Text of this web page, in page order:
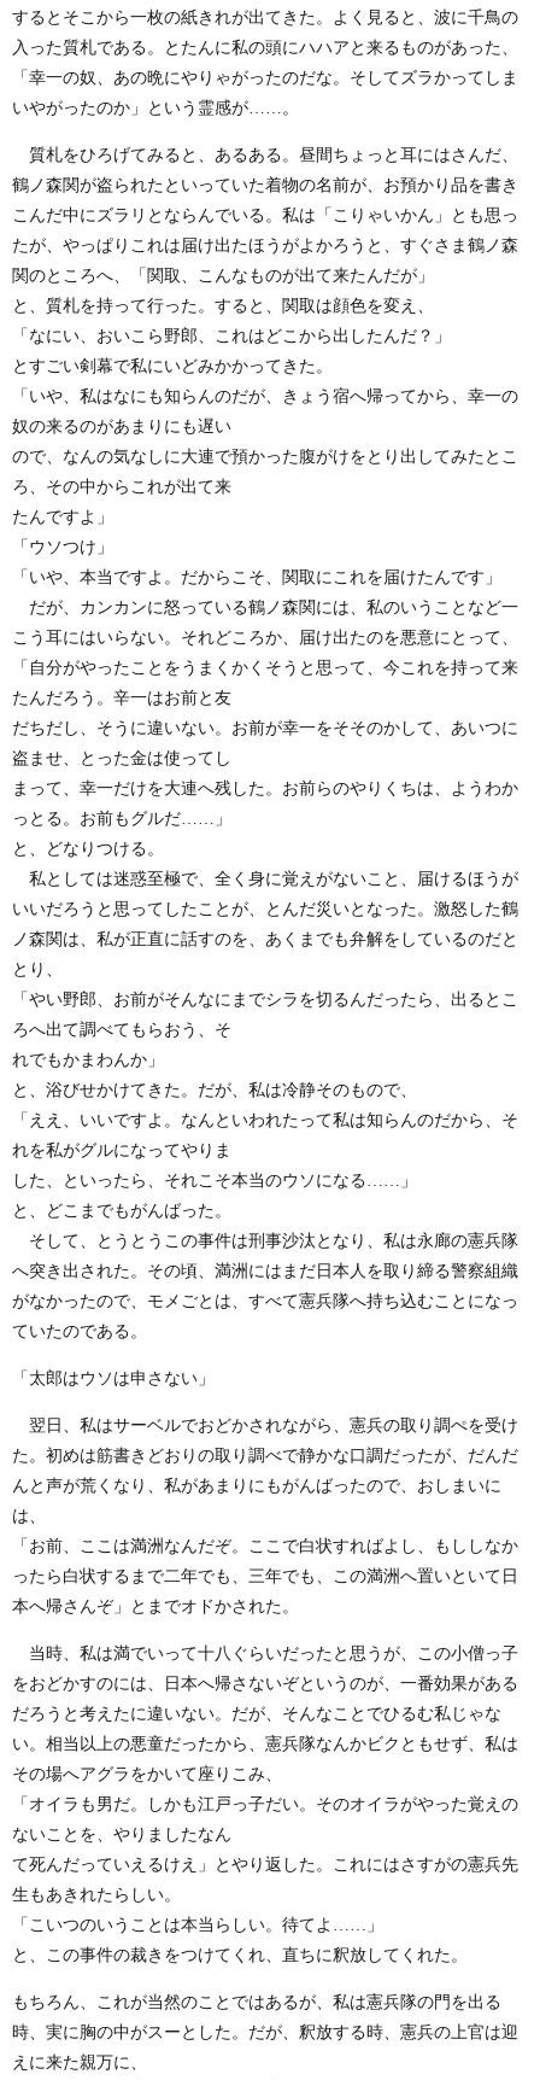
するとそこから一枚の紙きれが出てきた。よく見ると、波に千鳥の
入った質札である。とたんに私の頭にハハアと来るものがあった、
「幸一の奴、あの晩にやりゃがったのだな。そしてズラかってしま
いやがったのか」という霊感が……。
質札をひろげてみると、あるある。昼間ちょっと耳にはさんだ、
鶴ノ森関が盗られたといっていた着物の名前が、お預かり品を書き
こんだ中にズラリとならんでいる。私は「こりゃいかん」とも思っ
たが、やっぱりこれは届け出たほうがよかろうと、すぐさま鶴ノ森
関のところへ、「関取、こんなものが出て来たんだが」
と、質札を持って行った。すると、関取は顔色を変え、
「なにい、おいこら野郎、これはどこから出したんだ？」
とすごい剣幕で私にいどみかかってきた。
「いや、私はなにも知らんのだが、きょう宿へ帰ってから、幸一の
奴の来るのがあまりにも遅い
ので、なんの気なしに大連で預かった腹がけをとり出してみたとこ
ろ、その中からこれが出て来
たんですよ」
「ウソつけ」
「いや、本当ですよ。だからこそ、関取にこれを届けたんです」
だが、カンカンに怒っている鶴ノ森関には、私のいうことなど一
こう耳にはいらない。それどころか、届け出たのを悪意にとって、
「自分がやったことをうまくかくそうと思って、今これを持って来
たんだろう。辛一はお前と友
だちだし、そうに違いない。お前が幸一をそそのかして、あいつに
盗ませ、とった金は使ってし
まって、幸一だけを大連へ残した。お前らのやりくちは、ようわか
っとる。お前もグルだ……」
と、どなりつける。
私としては迷惑至極で、全く身に覚えがないこと、届けるほうが
いいだろうと思ってしたことが、とんだ災いとなった。激怒した鶴
ノ森関は、私が正直に話すのを、あくまでも弁解をしているのだと
とり、
「やい野郎、お前がそんなにまでシラを切るんだったら、出るとこ
ろへ出て調べてもらおう、そ
れでもかまわんか」
と、浴びせかけてきた。だが、私は冷静そのもので、
「ええ、いいですよ。なんといわれたって私は知らんのだから、そ
れを私がグルになってやりま
した、といったら、それこそ本当のウソになる……」
と、どこまでもがんばった。
そして、とうとうこの事件は刑事沙汰となり、私は永廊の憲兵隊
へ突き出された。その頃、満洲にはまだ日本人を取り締る警察組織
がなかったので、モメごとは、すべて憲兵隊へ持ち込むことになっ
ていたのである。
「太郎はウソは申さない」
翌日、私はサーベルでおどかされながら、憲兵の取り調ぺを受け
た。初めは筋書きどおりの取り調べで静かな口調だったが、だんだ
んと声が荒くなり、私があまりにもがんばったので、おしまいに
は、
「お前、ここは満洲なんだぞ。ここで白状すればよし、もししなか
ったら白状するまで二年でも、三年でも、この満洲へ置いといて日
本へ帰さんぞ」とまでオドかされた。
当時、私は満でいって十八ぐらいだったと思うが、この小僧っ子
をおどかすのには、日本へ帰さないぞというのが、一番効果がある
だろうと考えたに違いない。だが、そんなことでひるむ私じゃな
い。相当以上の悪童だったから、憲兵隊なんかビクともせず、私は
その場へアグラをかいて座りこみ、
「オイラも男だ。しかも江戸っ子だい。そのオイラがやった覚えの
ないことを、やりましたなん
て死んだっていえるけえ」とやり返した。これにはさすがの憲兵先
生もあきれたらしい。
「こいつのいうことは本当らしい。待てよ……」
と、この事件の裁きをつけてくれ、直ちに釈放してくれた。
もちろん、これが当然のことではあるが、私は憲兵隊の門を出る
時、実に胸の中がスーとした。だが、釈放する時、憲兵の上官は迎
えに来た親万に、